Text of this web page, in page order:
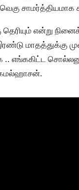
சாமர்த்தியமாக
என்று
மாதத்துக்கு